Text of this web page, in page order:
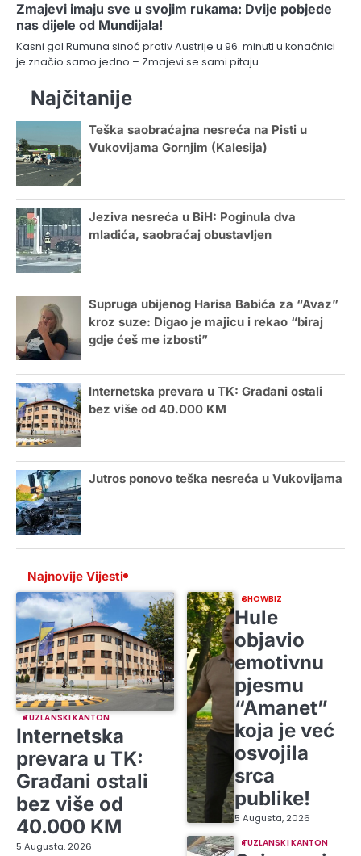
Zmajevi imaju sve u svojim rukama: Dvije pobjede
nas dijele od Mundijala!
Kasni gol Rumuna sinoć protiv Austrije u 96. minuti u konačnici
je značio samo jedno – Zmajevi se sami pitaju…
Najčitanije
Teška saobraćajna nesreća na Pisti u
Vukovijama Gornjim (Kalesija)
Jeziva nesreća u BiH: Poginula dva
mladića, saobraćaj obustavljen
Supruga ubijenog Harisa Babića za “Avaz”
kroz suze: Digao je majicu i rekao “biraj
gdje ćeš me izbosti”
Internetska prevara u TK: Građani ostali
bez više od 40.000 KM
Jutros ponovo teška nesreća u Vukovijama
Najnovije Vijesti
TUZLANSKI KANTON
Internetska
prevara u TK:
Građani ostali
bez više od
40.000 KM
5 Augusta, 2026
SHOWBIZ
Hule
objavio
emotivnu
pjesmu
“Amanet”
koja je već
osvojila
srca
publike!
5 Augusta, 2026
TUZLANSKI KANTON